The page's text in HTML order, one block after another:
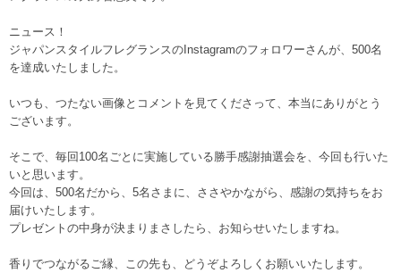
ニュース！
ジャパンスタイルフレグランスのInstagramのフォロワーさんが、500名
を達成いたしました。
いつも、つたない画像とコメントを見てくださって、本当にありがとう
ございます。
そこで、毎回100名ごとに実施している勝手感謝抽選会を、今回も行いた
いと思います。
今回は、500名だから、5名さまに、ささやかながら、感謝の気持ちをお
届けいたします。
プレゼントの中身が決まりまさしたら、お知らせいたしますね。
香りでつながるご縁、この先も、どうぞよろしくお願いいたします。